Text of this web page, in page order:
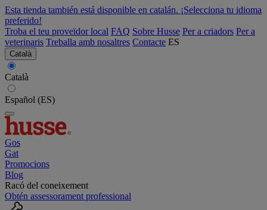
Esta tienda también está disponible en catalán. ¡Selecciona tu idioma
preferido!
Troba el teu proveïdor local FAQ Sobre Husse Per a criadors Per a
veterinaris Treballa amb nosaltres Contacte ES
Català
Català
Español (ES)
Gos
Gat
Promocions
Blog
Racó del coneixement
Obtén assessorament professional